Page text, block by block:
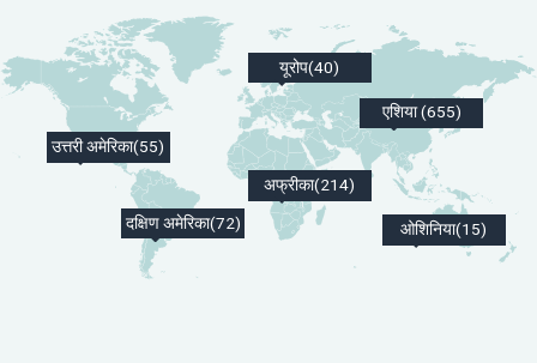
उत्तरी अमेरिका(55)
ओशिनिया(15)
अफ्रीका(214)
दक्षिण अमेरिका(72)
यूरोप(40)
एशिया (655)